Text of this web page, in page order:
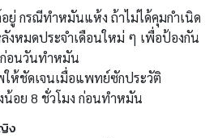
อยู่ กรณีทำหมันแห้ง ถ้าไม่ได้คุมกำเนิด
งหมดประจำเดือนใหม่ ๆ เพื่อป้องกัน
อนวันทำหมัน
ห้ชัดเจนเมื่อแพทย์ซักประวัติ
น้อย 8 ชั่วโมง ก่อนทำหมัน
ง